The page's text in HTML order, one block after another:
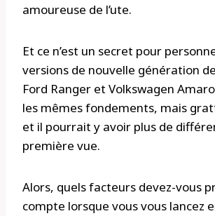
amoureuse de l’ute.
Et ce n’est un secret pour
versions de nouvelle génération
Ford Ranger et Volkswagen
les mêmes fondements, mais
et il pourrait y avoir plus de
première vue.
Alors, quels facteurs devez-vous
compte lorsque vous vous lancez